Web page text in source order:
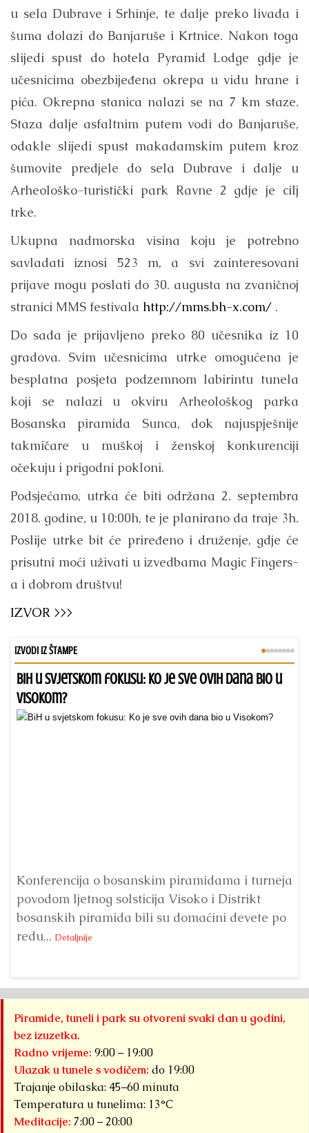
u sela Dubrave i Srhinje, te dalje preko livada i
šuma dolazi do Banjaruše i Krtnice. Nakon toga
slijedi spust do hotela Pyramid Lodge gdje je
učesnicima obezbijeđena okrepa u vidu hrane i
pića. Okrepna stanica nalazi se na 7 km staze.
Staza dalje asfaltnim putem vodi do Banjaruše,
odakle slijedi spust makadamskim putem kroz
šumovite predjele do sela Dubrave i dalje u
Arheološko-turistički park Ravne 2 gdje je cilj
trke.
Ukupna nadmorska visina koju je potrebno
savladati iznosi 523 m, a svi zainteresovani
prijave mogu poslati do 30. augusta na zvaničnoj
stranici MMS festivala http://mms.bh-x.com/ .
Do sada je prijavljeno preko 80 učesnika iz 10
gradova. Svim učesnicima utrke omogućena je
besplatna posjeta podzemnom labirintu tunela
koji se nalazi u okviru Arheološkog parka
Bosanska piramida Sunca, dok najuspješnije
takmičare u muškoj i ženskoj konkurenciji
očekuju i prigodni pokloni.
Podsjećamo, utrka će biti održana 2. septembra
2018. godine, u 10:00h, te je planirano da traje 3h.
Poslije utrke bit će priređeno i druženje, gdje će
prisutni moći uživati u izvedbama Magic Fingers-
a i dobrom društvu!
IZVOR >>>
IZVODI IZ ŠTAMPE
BiH u svjetskom fokusu: Ko je sve ovih dana bio u
Visokom?
Konferencija o bosanskim piramidama i turneja
povodom ljetnog solsticija Visoko i Distrikt
bosanskih piramida bili su domaćini devete po
redu... Detaljnije
Piramide, tuneli i park su otvoreni svaki dan u godini,
bez izuzetka.
Radno vrijeme: 9:00 – 19:00
Ulazak u tunele s vodičem: do 19:00
Trajanje obilaska: 45–60 minuta
Temperatura u tunelima: 13°C
Meditacije: 7:00 – 20:00